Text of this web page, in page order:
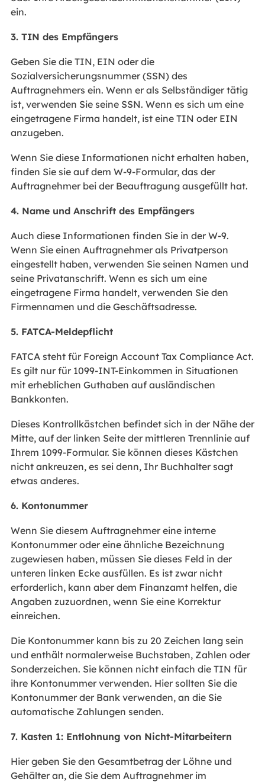
ein.
3. TIN des Empfängers
Geben Sie die TIN, EIN oder die
Sozialversicherungsnummer (SSN) des
Auftragnehmers ein. Wenn er als Selbständiger tätig
ist, verwenden Sie seine SSN. Wenn es sich um eine
eingetragene Firma handelt, ist eine TIN oder EIN
anzugeben.
Wenn Sie diese Informationen nicht erhalten haben,
finden Sie sie auf dem W-9-Formular, das der
Auftragnehmer bei der Beauftragung ausgefüllt hat.
4. Name und Anschrift des Empfängers
Auch diese Informationen finden Sie in der W-9.
Wenn Sie einen Auftragnehmer als Privatperson
eingestellt haben, verwenden Sie seinen Namen und
seine Privatanschrift. Wenn es sich um eine
eingetragene Firma handelt, verwenden Sie den
Firmennamen und die Geschäftsadresse.
5. FATCA-Meldepflicht
FATCA steht für Foreign Account Tax Compliance Act.
Es gilt nur für 1099-INT-Einkommen in Situationen
mit erheblichen Guthaben auf ausländischen
Bankkonten.
Dieses Kontrollkästchen befindet sich in der Nähe der
Mitte, auf der linken Seite der mittleren Trennlinie auf
Ihrem 1099-Formular. Sie können dieses Kästchen
nicht ankreuzen, es sei denn, Ihr Buchhalter sagt
etwas anderes.
6. Kontonummer
Wenn Sie diesem Auftragnehmer eine interne
Kontonummer oder eine ähnliche Bezeichnung
zugewiesen haben, müssen Sie dieses Feld in der
unteren linken Ecke ausfüllen. Es ist zwar nicht
erforderlich, kann aber dem Finanzamt helfen, die
Angaben zuzuordnen, wenn Sie eine Korrektur
einreichen.
Die Kontonummer kann bis zu 20 Zeichen lang sein
und enthält normalerweise Buchstaben, Zahlen oder
Sonderzeichen. Sie können nicht einfach die TIN für
ihre Kontonummer verwenden. Hier sollten Sie die
Kontonummer der Bank verwenden, an die Sie
automatische Zahlungen senden.
7. Kasten 1: Entlohnung von Nicht-Mitarbeitern
Hier geben Sie den Gesamtbetrag der Löhne und
Gehälter an, die Sie dem Auftragnehmer im